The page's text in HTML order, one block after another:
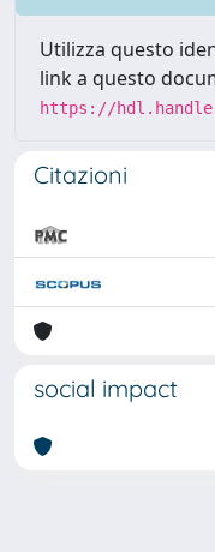
Utilizza questo
link a questo
https://
Citazioni
social impact